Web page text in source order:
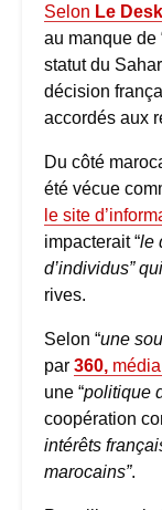
Selon Le Desk
au manque de
statut du
décision
accordés aux
Du côté
été vécue
le site
impacterait “le
d’individus” qui
rives.
Selon “une
par 360,
une “politique
coopération
intérêts
marocains”.